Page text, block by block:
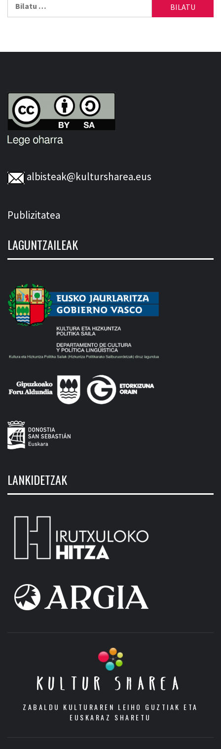
albisteak@kultursharea.eus
Publizitatea
LAGUNTZAILEAK
LANKIDETZAK
KULTUR SHAREA
ZABALDU KULTURAREN LEIHO GUZTIAK ETA
EUSKARAZ SHARETU